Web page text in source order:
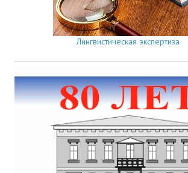
Лингвистическая экспертиза